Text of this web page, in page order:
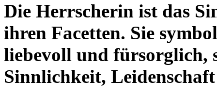
Die Herrscherin ist das
ihren Facetten. Sie
liebevoll und fürsorglich,
Sinnlichkeit,